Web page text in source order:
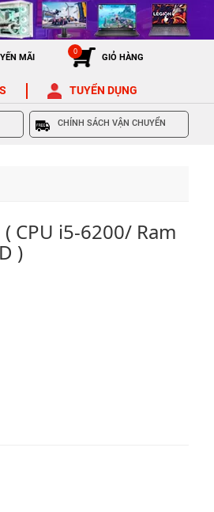
MÃI
0
GIỎ HÀNG
TUYỂN DỤNG
CHÍNH SÁCH VẬN CHUYỂN
CPU i5-6200/ Ram
)